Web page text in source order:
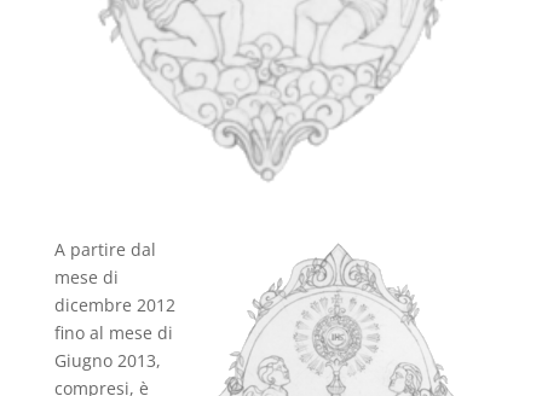
A partire dal
mese di
dicembre 2012
fino al mese di
Giugno 2013,
compresi, è